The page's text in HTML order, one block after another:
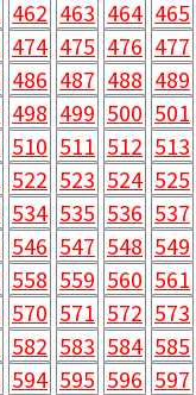
462 463 464 465
474 475 476 477
486 487 488 489
498 499 500 501
510 511 512 513
522 523 524 525
534 535 536 537
546 547 548 549
558 559 560 561
570 571 572 573
582 583 584 585
594 595 596 597